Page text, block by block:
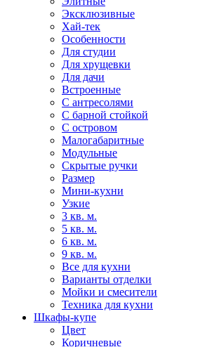
Эксклюзивные
Хай-тек
Особенности
Для студии
Для хрущевки
Для дачи
Встроенные
С антресолями
С барной стойкой
С островом
Малогабаритные
Модульные
Скрытые ручки
Размер
Мини-кухни
Узкие
3 кв. м.
5 кв. м.
6 кв. м.
9 кв. м.
Все для кухни
Варианты отделки
Мойки и смесители
Техника для кухни
Шкафы-купе
Цвет
Коричневые